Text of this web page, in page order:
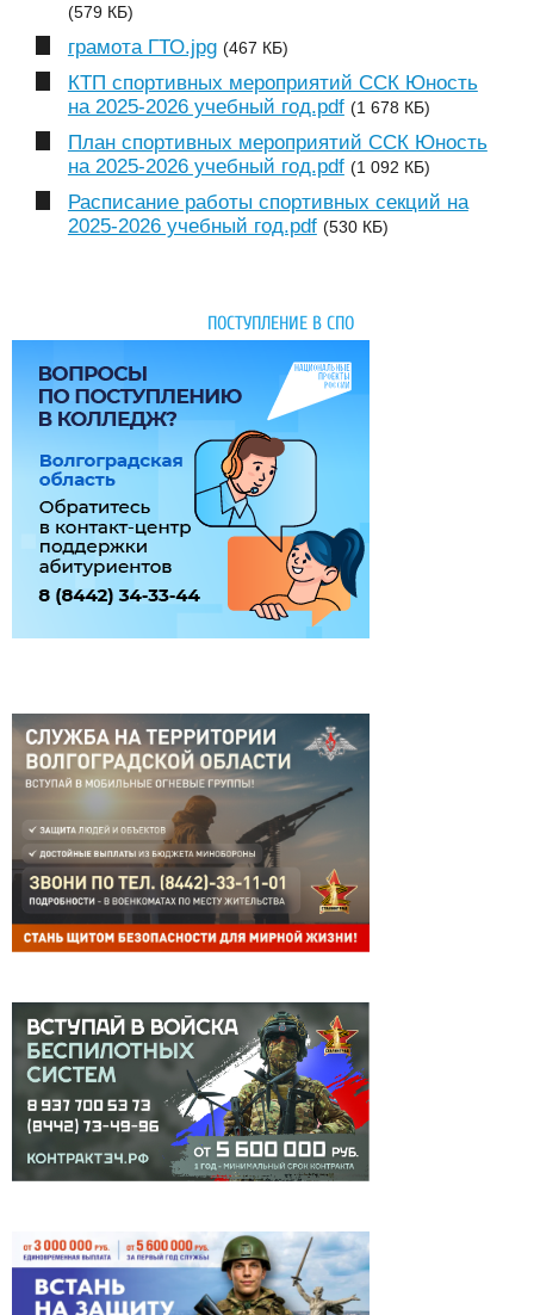
(579 КБ)
грамота ГТО.jpg (467 КБ)
КТП спортивных мероприятий ССК Юность
на 2025-2026 учебный год.pdf (1 678 КБ)
План спортивных мероприятий ССК Юность
на 2025-2026 учебный год.pdf (1 092 КБ)
Расписание работы спортивных секций на
2025-2026 учебный год.pdf (530 КБ)
ПОСТУПЛЕНИЕ В СПО